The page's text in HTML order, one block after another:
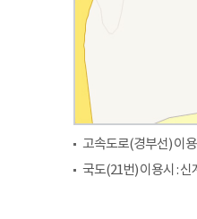
고속도로(경부선) 이
국도(21번) 이용시 :